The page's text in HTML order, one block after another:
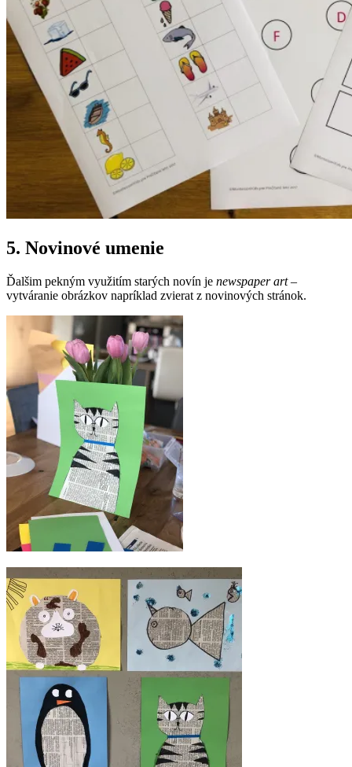
5. Novinové umenie
Ďalšim pekným využitím starých novín je newspaper art–
vytváranie obrázkov napríklad zvierat z novinových stránok.